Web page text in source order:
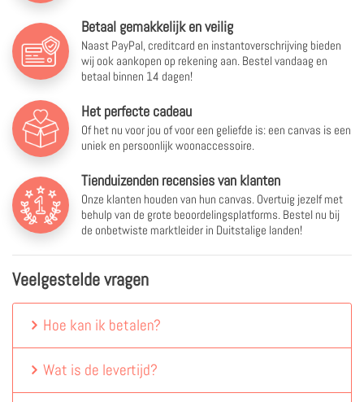
Betaal gemakkelijk en veilig
Naast PayPal, creditcard en instantoverschrijving bieden
wij ook aankopen op rekening aan. Bestel vandaag en
betaal binnen 14 dagen!
Het perfecte cadeau
Of het nu voor jou of voor een geliefde is: een canvas is een
uniek en persoonlijk woonaccessoire.
Tienduizenden recensies van klanten
Onze klanten houden van hun canvas. Overtuig jezelf met
behulp van de grote beoordelingsplatforms. Bestel nu bij
de onbetwiste marktleider in Duitstalige landen!
Veelgestelde vragen
Hoe kan ik betalen?
Wat is de levertijd?